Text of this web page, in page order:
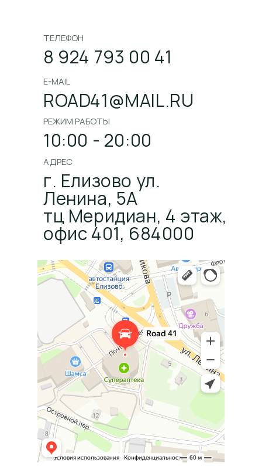
8 924 793 00 41
ТЕЛЕФОН
10:00 - 20:00
РЕЖИМ РАБОТЫ
АДРЕС
г. Елизово ул.
Ленина, 5А
тц Меридиан, 4 этаж,
офис 401, 684000
ROAD41@MAIL.RU
E-MAIL